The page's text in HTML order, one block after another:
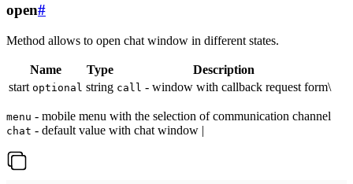
open#
Method allows to open chat window in different states.
Name Type
Description
start optional string call - window with callback request form\
menu - mobile menu with the selection of communication channel
chat - default value with chat window |